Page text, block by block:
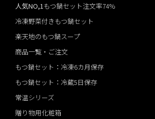
人気NO,1もつ鍋セット注文率74%
冷凍野菜付きもつ鍋セット
楽天地のもつ鍋スープ
商品一覧・ご注文
もつ鍋セット：冷凍6カ月保存
もつ鍋セット：冷蔵5日保存
常温シリーズ
贈り物用化粧箱